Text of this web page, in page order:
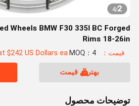
2
/
4
Wheels BMW F30 335I BC Forged
Rims 18-26in
قیمت：Starting at $242 US Dollars ea MOQ：4 عدد
بهترین قیمت
توضیحات محصول